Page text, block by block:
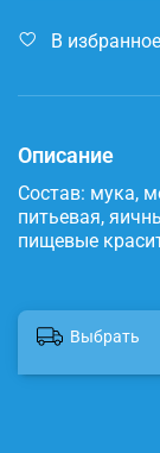
В избранное
Описание
Состав: мука,
питьевая,
пищевые
Выбрать